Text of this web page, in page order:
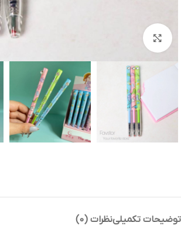
توضیحات تکمیلینظرات (0)